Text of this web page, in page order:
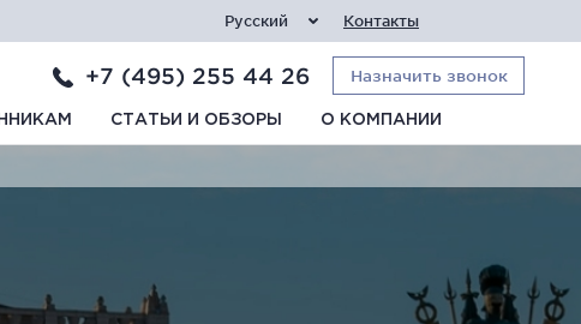
Русский Контакты
+7 (495) 255 44 26 Назначить звонок
СТАТЬИ И ОБЗОРЫ О КОМПАНИИ